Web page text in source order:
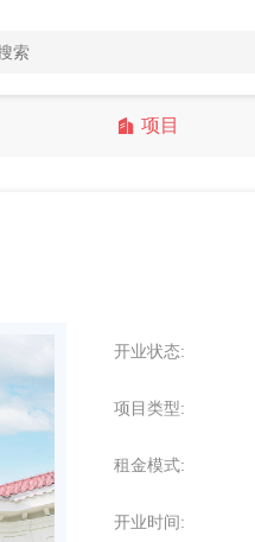
项目
开业状态:
项目类型:
租金模式:
开业时间: